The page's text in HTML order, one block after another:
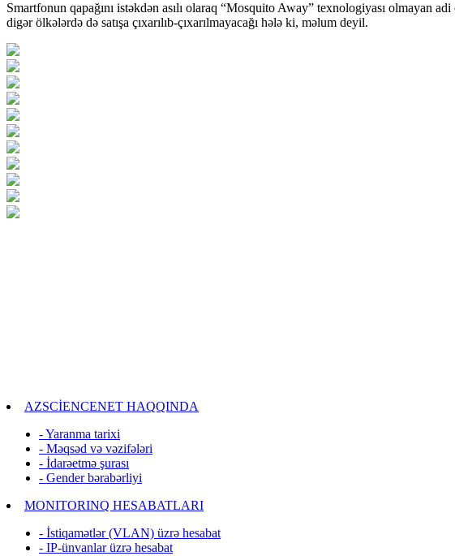
Smartfonun qapağını istəkdən asılı olaraq “Mosquito Away” texnologiyası olmayan
digər ölkələrdə də satışa çıxarılıb-çıxarılmayacağı hələ ki, məlum deyil.
AZSCİENCENET HAQQINDA
- Yaranma tarixi
- Məqsəd və vəzifələri
- İdarəetmə şurası
- Gender bərabərliyi
MONITORINQ HESABATLARI
- İstiqamətlər (VLAN) üzrə hesabat
- IP-ünvanlar üzrə hesabat